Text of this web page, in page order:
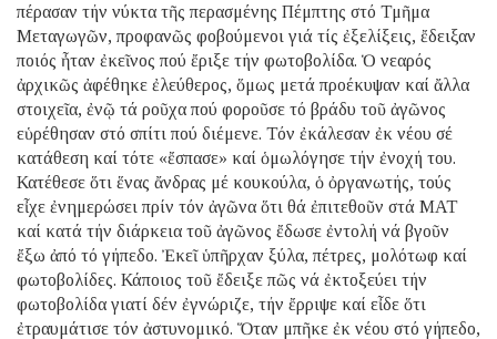
πέρασαν τήν νύκτα τῆς περασμένης Πέμπτης στό Τμῆμα
Μεταγωγῶν, προφανῶς φοβούμενοι γιά τίς ἐξελίξεις, ἔδειξαν
ποιός ἦταν ἐκεῖνος πού ἔριξε τήν φωτοβολίδα. Ὁ νεαρός
ἀρχικῶς ἀφέθηκε ἐλεύθερος, ὅμως μετά προέκυψαν καί ἄλλα
στοιχεῖα, ἐνῷ τά ροῦχα πού φοροῦσε τό βράδυ τοῦ ἀγῶνος
εὑρέθησαν στό σπίτι πού διέμενε. Τόν ἐκάλεσαν ἐκ νέου σέ
κατάθεση καί τότε «ἔσπασε» καί ὁμωλόγησε τήν ἐνοχή του.
Κατέθεσε ὅτι ἕνας ἄνδρας μέ κουκούλα, ὁ ὀργανωτής, τούς
εἶχε ἐνημερώσει πρίν τόν ἀγῶνα ὅτι θά ἐπιτεθοῦν στά ΜΑΤ
καί κατά τήν διάρκεια τοῦ ἀγῶνος ἔδωσε ἐντολή νά βγοῦν
ἔξω ἀπό τό γήπεδο. Ἐκεῖ ὑπῆρχαν ξύλα, πέτρες, μολότωφ καί
φωτοβολίδες. Κάποιος τοῦ ἔδειξε πῶς νά ἐκτοξεύει τήν
φωτοβολίδα γιατί δέν ἐγνώριζε, τήν ἔρριψε καί εἶδε ὅτι
ἐτραυμάτισε τόν ἀστυνομικό. Ὅταν μπῆκε ἐκ νέου στό γήπεδο,